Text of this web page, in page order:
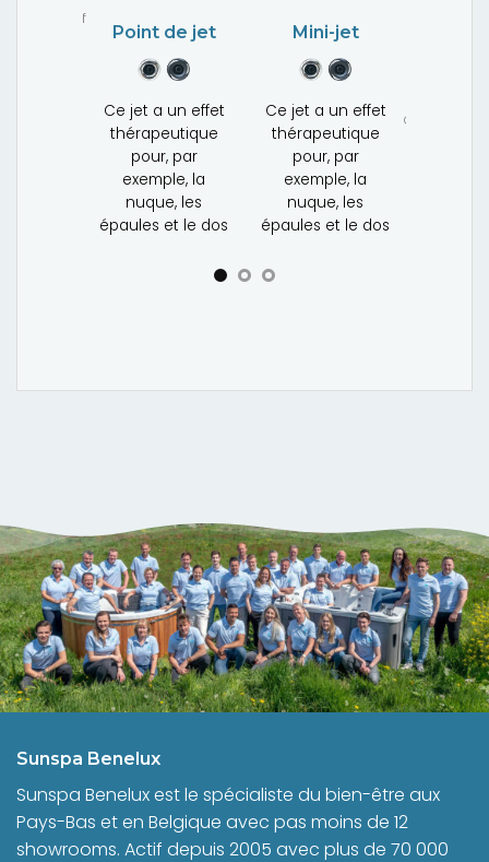
Point de jet
Ce jet a un effet
thérapeutique
pour, par
exemple, la
nuque, les
épaules et le dos
Mini-jet
Ce jet a un effet
thérapeutique
pour, par
exemple, la
nuque, les
épaules et le dos
Ce jet offre
rotatif
Sunspa Benelux
Sunspa Benelux est le spécialiste du bien-être aux
Pays-Bas et en Belgique avec pas moins de 12
showrooms. Actif depuis 2005 avec plus de 70 000